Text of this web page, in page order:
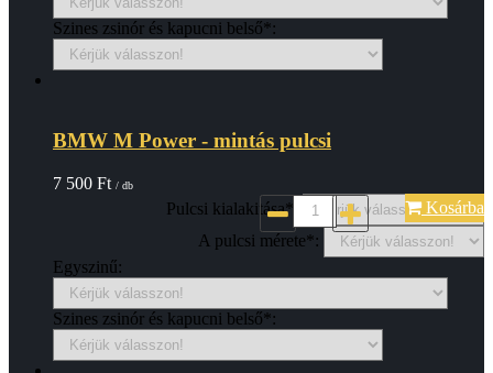
Szines zsinór és kapucni belső*:
BMW M Power - mintás pulcsi
7 500 Ft / db
Pulcsi kialakitása*:
A pulcsi mérete*:
Egyszinű:
Szines zsinór és kapucni belső*:
Kosárba